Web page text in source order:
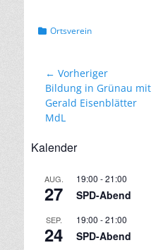
Kategorien
Ortsverein
Beitragsnavigation
← Vorheriger
Vorheriger
Beitrag:
Bildung in Grünau mit
Gerald Eisenblätter
MdL
Kalender
AUG.
27
19:00 -21:00
SPD-Abend
SEP.
24
19:00 -21:00
SPD-Abend